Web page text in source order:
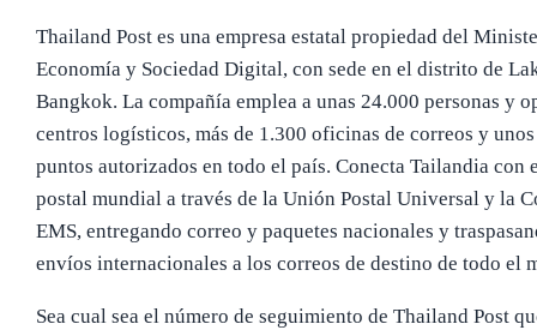
Thailand Post es una empresa estatal propiedad del
Economía y Sociedad Digital, con sede en el distrito de
Bangkok. La compañía emplea a unas 24.000 personas y
centros logísticos, más de 1.300 oficinas de correos y
puntos autorizados en todo el país. Conecta Tailandia con
postal mundial a través de la Unión Postal Universal y la
EMS, entregando correo y paquetes nacionales y
envíos internacionales a los correos de destino de todo el
Sea cual sea el número de seguimiento de Thailand Post